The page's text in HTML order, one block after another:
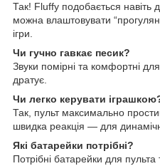
Так! Fluffy подобається навіть
можна влаштовувати
ігри.
Чи гучно гавкає песик?
Звуки помірні та комфортні
дратує.
Чи легко керувати
Так, пульт максимально
швидка реакція — для
Які батарейки потрібні?
Потрібні батарейки для